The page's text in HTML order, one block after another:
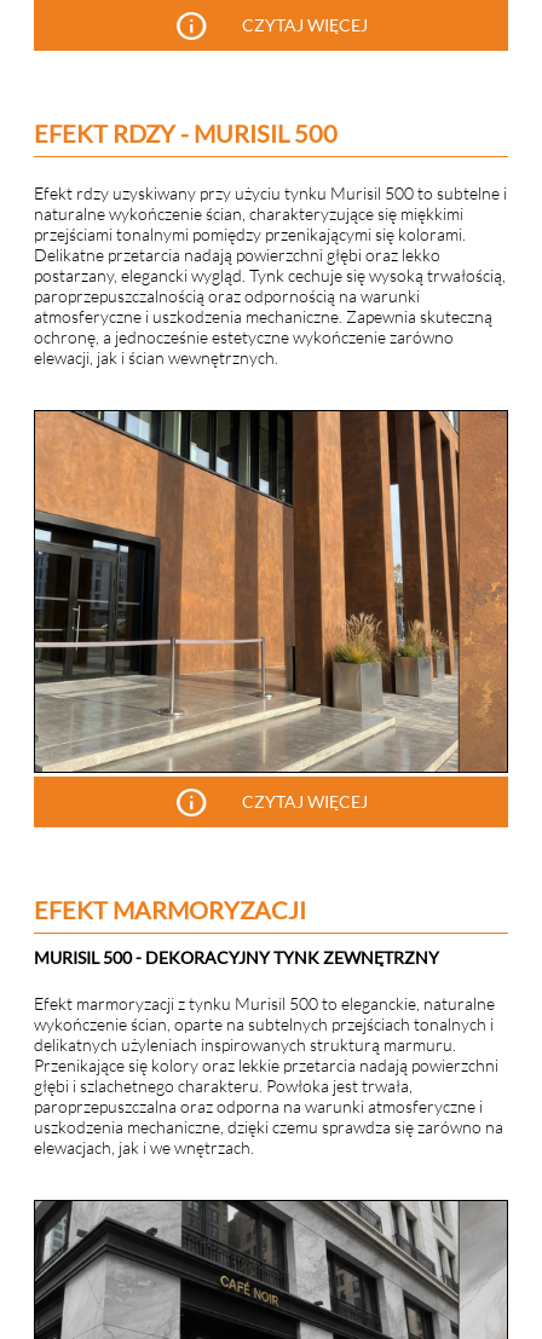
info CZYTAJ WIĘCEJ
EFEKT RDZY - MURISIL 500
Efekt rdzy uzyskiwany przy użyciu tynku Murisil 500 to subtelne i
naturalne wykończenie ścian, charakteryzujące się miękkimi
przejściami tonalnymi pomiędzy przenikającymi się kolorami.
Delikatne przetarcia nadają powierzchni głębi oraz lekko
postarzany, elegancki wygląd. Tynk cechuje się wysoką trwałością,
paroprzepuszczalnością oraz odpornością na warunki
atmosferyczne i uszkodzenia mechaniczne. Zapewnia skuteczną
ochronę, a jednocześnie estetyczne wykończenie zarówno
elewacji, jak i ścian wewnętrznych.
info CZYTAJ WIĘCEJ
EFEKT MARMORYZACJI
MURISIL 500 - DEKORACYJNY TYNK ZEWNĘTRZNY
Efekt marmoryzacji z tynku Murisil 500 to eleganckie, naturalne
wykończenie ścian, oparte na subtelnych przejściach tonalnych i
delikatnych użyleniach inspirowanych strukturą marmuru.
Przenikające się kolory oraz lekkie przetarcia nadają powierzchni
głębi i szlachetnego charakteru. Powłoka jest trwała,
paroprzepuszczalna oraz odporna na warunki atmosferyczne i
uszkodzenia mechaniczne, dzięki czemu sprawdza się zarówno na
elewacjach, jak i we wnętrzach.